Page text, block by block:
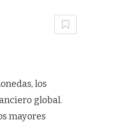
los
global.
mayores